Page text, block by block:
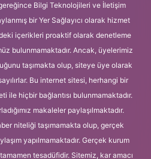
Bilgi Teknolojileri ve İletişim
bir Yer Sağlayıcı olarak hizmet
içerikleri proaktif olarak denetleme
bulunmamaktadır. Ancak, üyelerimiz
taşımakta olup, siteye üye olarak
Bu internet sitesi, herhangi bir
ile hiçbir bağlantısı bulunmamaktadır.
makaleler paylaşılmaktadır.
niteliği taşımamakta olup, gerçek
yapılmamaktadır. Gerçek kurum
tesadüfidir. Sitemiz, kar amacı